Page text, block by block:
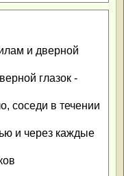
и дверной
глазок -
соседи в течении
и через каждые